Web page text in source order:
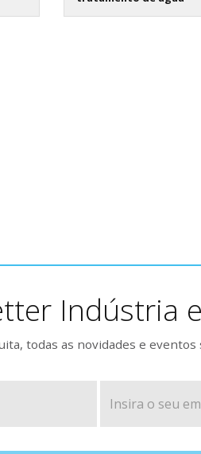
Indústria
todas as novidades e